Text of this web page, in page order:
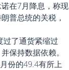
在7月降息，称现
普总统的关税，
过了通货紧缩过
保持数据依赖。
份的49.4有所上